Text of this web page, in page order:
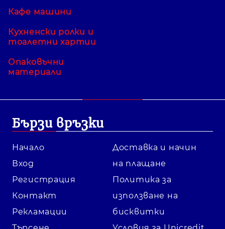
Кафе машини
Кухненски ролки и
тоалетни хартии
Опаковъчни
материали
Бързи връзки
Начало
Вход
Регистрация
Контакт
Рекламации
Доставка и начин
на плащане
Политика за
използване на
бисквитки